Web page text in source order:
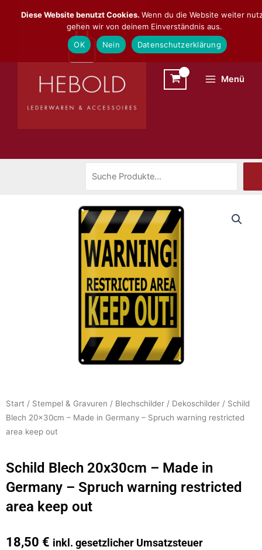
Inhalt
Menü
Start / Stempel & Gravuren / Blechschilder / Dekoschilder / Schild
Blech 20x30cm – Made in Germany – Spruch warning restricted
area keep out
Schild Blech 20x30cm – Made in
Germany – Spruch warning restricted
area keep out
18,50 € inkl. gesetzlicher Umsatzsteuer
Diese Website benutzt Cookies. Wenn du die Website weiter
gehen wir von deinem Einverständnis aus.
OK
Nein Datenschutzerklärung